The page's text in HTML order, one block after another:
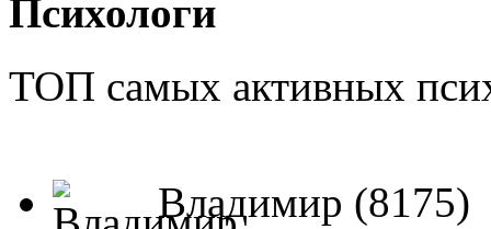
Психологи
ТОП самых активных
Владимир (8175)